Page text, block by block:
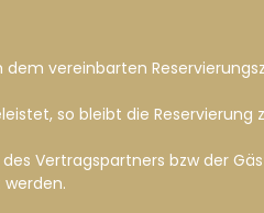
vereinbarten
so bleibt die
Vertragspartners bzw der